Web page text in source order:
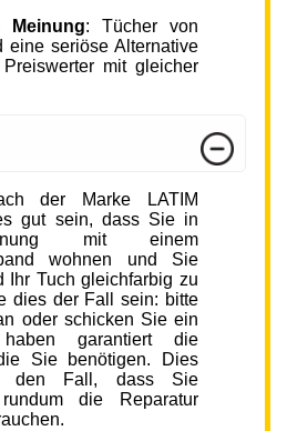
Meinung: Tücher von
eine seriöse Alternative
mit gleicher
der Marke LATIM
gut sein, dass Sie in
mit einem
wohnen und Sie
Ihr Tuch gleichfarbig zu
dies der Fall sein: bitte
oder schicken Sie ein
garantiert die
Sie benötigen. Dies
den Fall, dass Sie
rundum die Reparatur